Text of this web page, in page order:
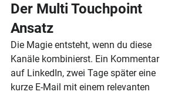
Der Multi Touchpoint
Ansatz
Die Magie entsteht, wenn du diese
Kanäle kombinierst. Ein Kommentar
auf LinkedIn, zwei Tage später eine
kurze E-Mail mit einem relevanten